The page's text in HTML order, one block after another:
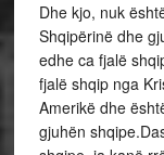
Dhe kjo, nuk
Shqipërinë dhe
edhe ca fjalë
fjalë shqip nga
Amerikë dhe
gjuhën